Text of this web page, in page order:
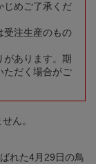
じめご了承くだ
受注生産のもの
があります。期
ただく場合がご
ん。
れた4月29日の鳥